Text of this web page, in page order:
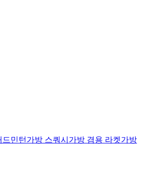
민턴가방 스쿼시가방 겸용 라켓가방